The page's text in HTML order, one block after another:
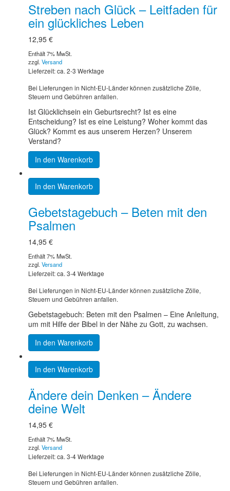
Streben nach Glück – Leitfaden für
ein glückliches Leben
12,95 €
Enthält 7% MwSt.
zzgl.Versand
Lieferzeit: ca. 2-3 Werktage
Bei Lieferungen in Nicht-EU-Länder können zusätzliche Zölle,
Steuern und Gebühren anfallen.
Ist Glücklichsein ein Geburtsrecht? Ist es eine
Entscheidung? Ist es eine Leistung? Woher kommt das
Glück? Kommt es aus unserem Herzen? Unserem
Verstand?
In den Warenkorb
In den Warenkorb
Gebetstagebuch – Beten mit den
Psalmen
14,95 €
Enthält 7% MwSt.
zzgl. Versand
Lieferzeit: ca. 3-4 Werktage
Bei Lieferungen in Nicht-EU-Länder können zusätzliche Zölle,
Steuern und Gebühren anfallen.
Gebetstagebuch: Beten mit den Psalmen – Eine Anleitung,
um mit Hilfe der Bibel in der Nähe zu Gott, zu wachsen.
In den Warenkorb
In den Warenkorb
Ändere dein Denken – Ändere
deine Welt
14,95 €
Enthält 7% MwSt.
zzgl. Versand
Lieferzeit: ca. 3-4 Werktage
Bei Lieferungen in Nicht-EU-Länder können zusätzliche Zölle,
Steuern und Gebühren anfallen.